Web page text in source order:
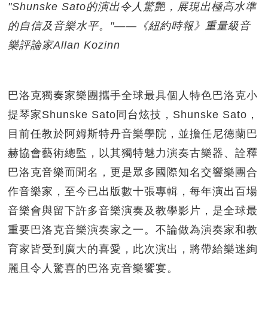
"Shunske Sato的演出令人驚艷，展現出極高水準
的自信及音樂水平。"——《紐約時報》重量級音
樂評論家Allan Kozinn
巴洛克獨奏家樂團攜手全球最具個人特色巴洛克小
提琴家Shunske Sato同台炫技，Shunske Sato，
目前任教於阿姆斯特丹音樂學院，並擔任尼德蘭巴
赫協會藝術總監，以其獨特魅力演奏古樂器、詮釋
巴洛克音樂而聞名，更是眾多國際知名交響樂團合
作音樂家，至今已出版數十張專輯，每年演出百場
音樂會與留下許多音樂演奏及教學影片，是全球最
重要巴洛克音樂演奏家之一。不論做為演奏家和教
育家皆受到廣大的喜愛，此次演出，將帶給樂迷絢
麗且令人驚喜的巴洛克音樂饗宴。